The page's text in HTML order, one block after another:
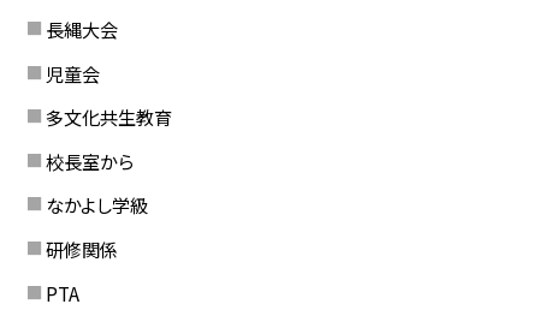
長縄大会
児童会
多文化共生教育
校長室から
なかよし学級
研修関係
PTA